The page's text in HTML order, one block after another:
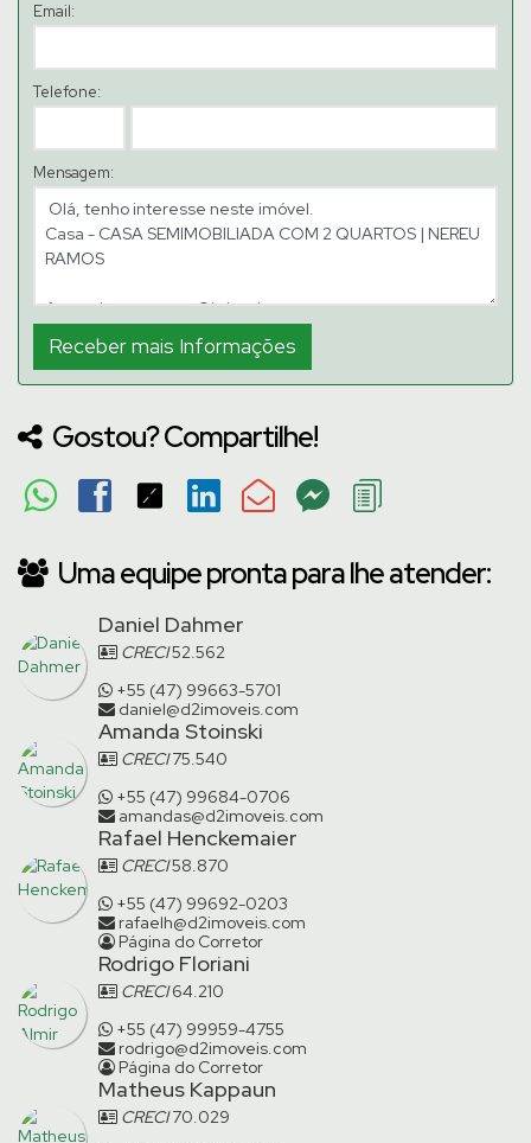
Email:
Telefone:
Mensagem:
Gostou? Compartilhe!
Uma equipe pronta para lhe atender:
Daniel Dahmer
CRECI52.562
+55 (47) 99663-5701
daniel@d2imoveis.com
Amanda Stoinski
CRECI75.540
+55 (47) 99684-0706
amandas@d2imoveis.com
Rafael Henckemaier
CRECI58.870
+55 (47) 99692-0203
rafaelh@d2imoveis.com
Página do Corretor
Rodrigo Floriani
CRECI64.210
+55 (47) 99959-4755
rodrigo@d2imoveis.com
Página do Corretor
Matheus Kappaun
CRECI70.029